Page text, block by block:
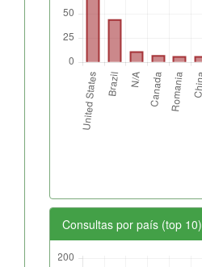
Consultas por país (top 10)